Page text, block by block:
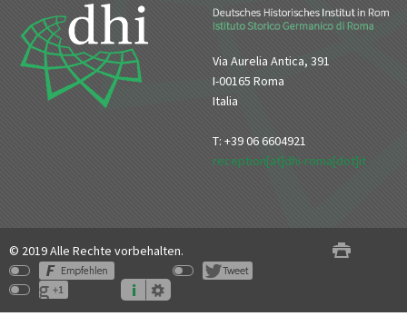
Via Aurelia Antica, 391
I-00165 Roma
Italia
T: +39 06 6604921
reception[at]dhi-roma[dot]it
© 2019 Alle Rechte vorbehalten.